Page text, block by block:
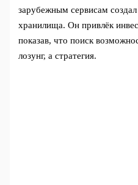
зарубежным сервисам
хранилища. Он привлёк
показав, что поиск
лозунг, а стратегия.